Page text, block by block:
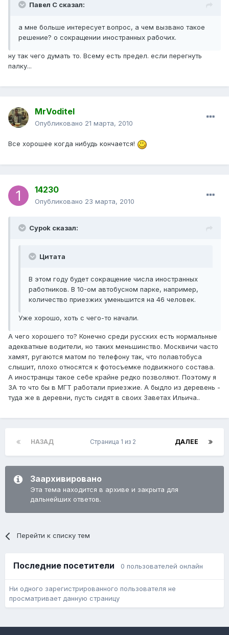
Павел С сказал:
а мне больше интересует вопрос, а чем вызвано такое
решение? о сокращении иностранных рабочих.
ну так чего думать то. Всему есть предел. если перегнуть
палку...
MrVoditel
Опубликовано 21 марта, 2010
Все хорошее когда нибудь кончается!
14230
Опубликовано 23 марта, 2010
Cypok сказал:
Цитата
В этом году будет сокращение числа иностранных
работников. В 10-ом автобусном парке, например,
количество приезжих уменьшится на 46 человек.
Уже хорошо, хоть с чего-то начали.
А чего хорошего то? Конечно среди русских есть нормальные
адекватные водители, но таких меньшинство. Москвичи часто
хамят, ругаются матом по телефону так, что полавтобуса
слышит, плохо относятся к фотосъемке подвижного состава.
А иностранцы такое себе крайне редко позволяют. Поэтому я
ЗА то что бы в МГТ работали приезжие. А быдло из деревень -
туда же в деревни, пусть сидят в своих Заветах Ильича..
НАЗАД ДАЛЕЕ
Страница 1 из 2
Заархивировано
Эта тема находится в архиве и закрыта для
дальнейших ответов.
Перейти к списку тем
Последние посетители 0 пользователей онлайн
Ни одного зарегистрированного пользователя не
просматривает данную страницу